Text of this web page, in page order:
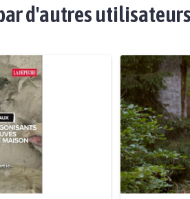
d'autres utilisateurs